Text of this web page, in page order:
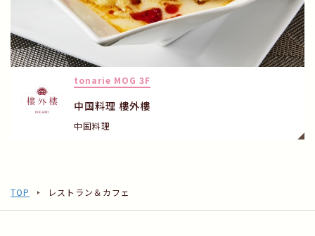
tonarie MOG 3F
中国料理 樓外樓
中国料理
TOP レストラン＆カフェ